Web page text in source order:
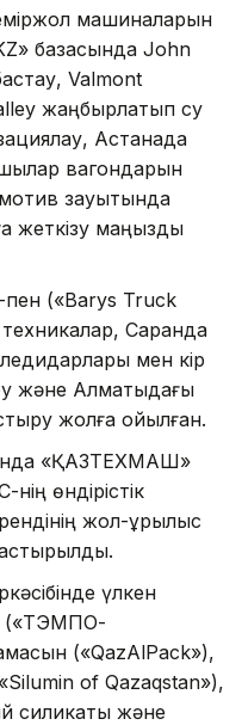
машиналарын
базасында John
Valmont
жаңбырлатып су
Астанада
вагондарын
зауытында
жеткізу маңызды
пен («Barys Truck
Саранда
мен кір
және Алматыдағы
жолға қойылған.
«ҚАЗТЕХМАШ»
өндірістік
жол-құрылыс
үлкен
(«ТЭМПО-
(«QazAlPack»),
of Qazaqstan»),
силикаты және